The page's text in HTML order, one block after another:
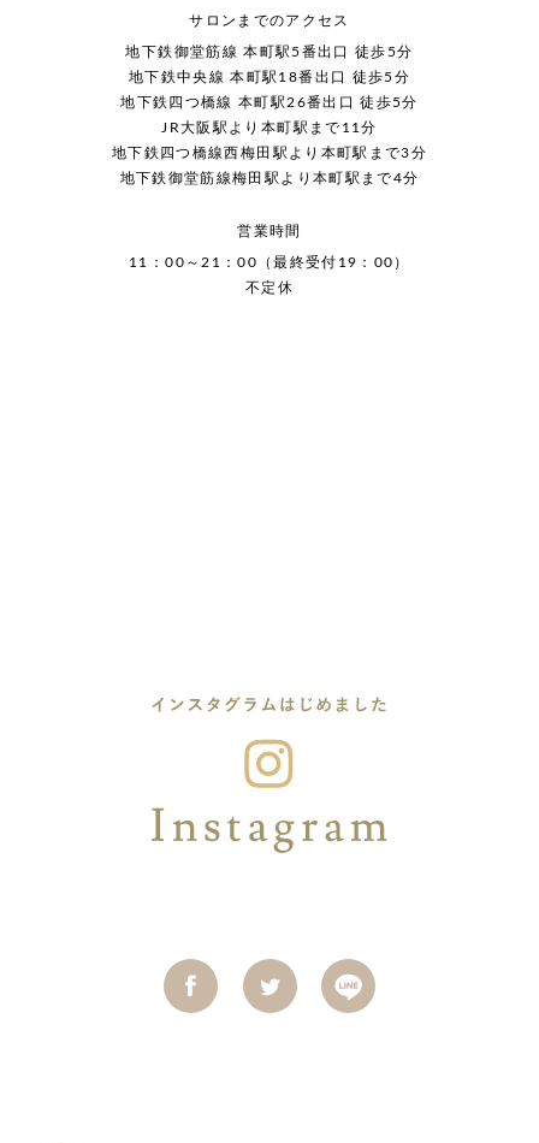
サロンまでのアクセス
地下鉄御堂筋線 本町駅5番出口 徒歩5分
地下鉄中央線 本町駅18番出口 徒歩5分
地下鉄四つ橋線 本町駅26番出口 徒歩5分
JR大阪駅より本町駅まで11分
地下鉄四つ橋線西梅田駅より本町駅まで3分
地下鉄御堂筋線梅田駅より本町駅まで4分
営業時間
11：00～21：00（最終受付19：00）
不定休